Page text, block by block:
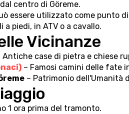
centro di Göreme.
essere utilizzato come punto
piedi, in ATV o a cavallo.
Vicinanze
Antiche case di pietra e chiese
– Famosi camini delle fate
– Patrimonio dell'Umanità
1 ora prima del tramonto.